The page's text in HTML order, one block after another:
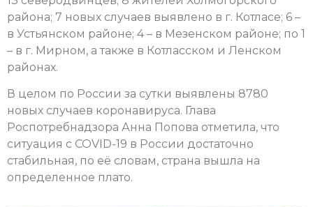
района; 7 новых случаев выявлено в г. Котласе; 6 –
в Устьянском районе; 4 – в Мезенском районе; по 1
– в г. Мирном, а также в Котласском и Ленском
районах.
В целом по России за сутки выявлены 8780
новых случаев коронавируса. Глава
Роспотребнадзора Анна Попова отметила, что
ситуация с COVID-19 в России достаточно
стабильная, по её словам, страна вышла на
определенное плато.